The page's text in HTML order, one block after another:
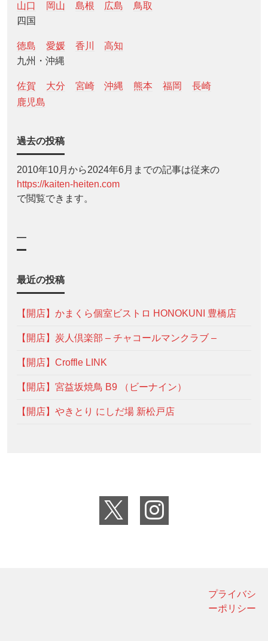
山口 岡山 島根 広島
鳥取
四国
徳島 愛媛 香川
高知
九州・沖縄
佐賀 大分 宮崎 沖縄 熊本 福岡
長崎
鹿児島
過去の投稿
2010年10月から2024年6月までの記事は従来の
https://kaiten-heiten.com
で閲覧できます。
—
最近の投稿
【開店】かまくら個室ビストロ HONOKUNI 豊橋店
【開店】炭人倶楽部 – チャコールマンクラブ –
【開店】Croffle LINK
【開店】宮益坂焼鳥 B9 （ビーナイン）
【開店】やきとり にしだ場 新松戸店
プライバシ
ーポリシー